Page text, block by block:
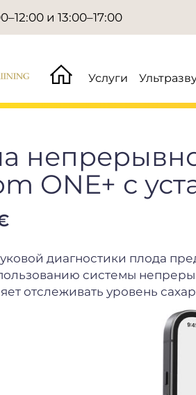
и 13:00–17:00
Услуги
ONE+ с
диагностики плода
системы
отслеживать уровень